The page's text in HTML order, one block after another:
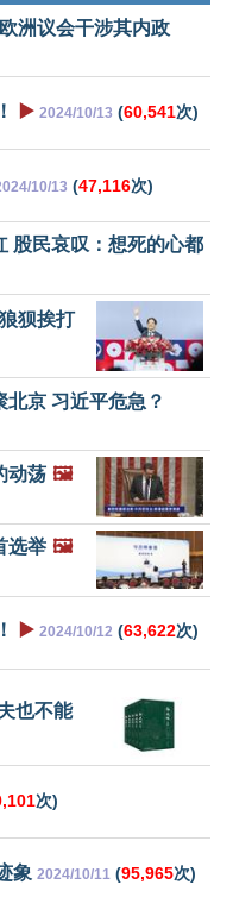
洲议会干涉其内政
▶️ 2024/10/13 (60,541次)
10/13 (47,116次)
股民哀叹：想死的心都
狈挨打
京 习近平危急？
动荡 🖼️
选举 🖼️
▶️ 2024/10/12 (63,622次)
也不能
次)
象 2024/10/11 (95,965次)